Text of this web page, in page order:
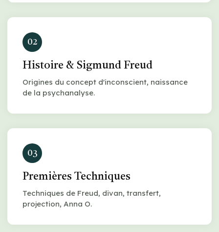
02
Histoire & Sigmund Freud
Origines du concept d'inconscient, naissance
de la psychanalyse.
03
Premières Techniques
Techniques de Freud, divan, transfert,
projection, Anna O.